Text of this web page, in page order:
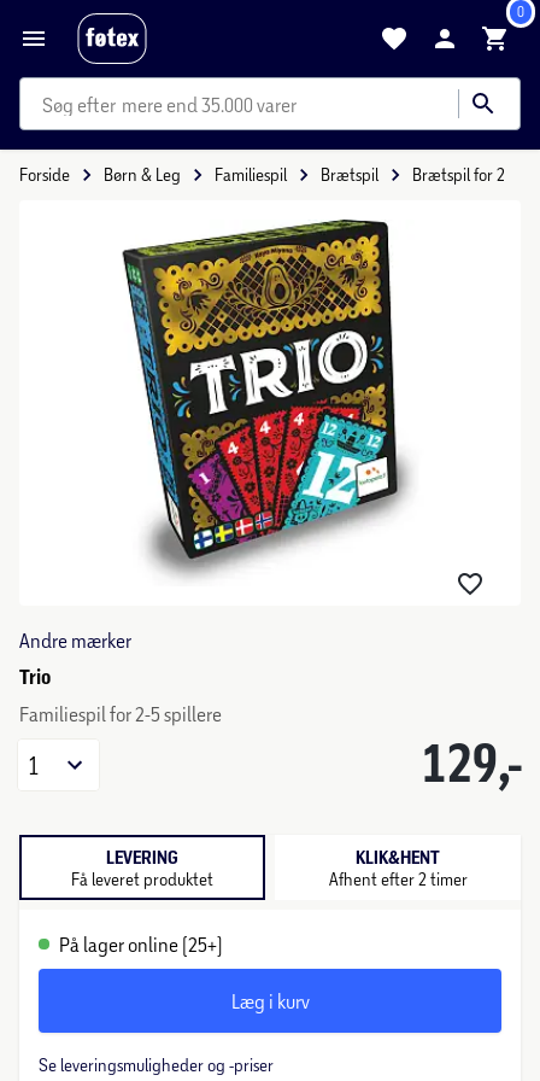
0
mere end 35.000 varer
Forside Børn & Leg Familiespil Brætspil Brætspil for 2
Andre mærker
Trio
Familiespil for 2-5 spillere
129,-
1
LEVERING
Få leveret produktet
KLIK&HENT
Afhent efter 2 timer
På lager online (25+)
Læg i kurv
Se leveringsmuligheder og -priser